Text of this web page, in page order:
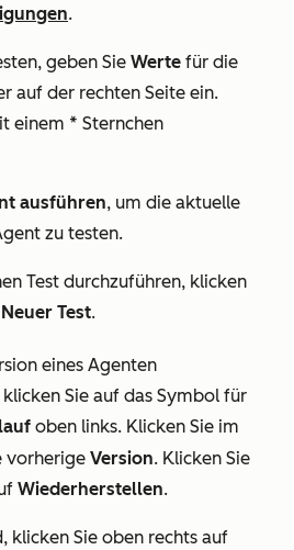
.
geben Sie Werte für die
auf der rechten Seite ein.
einem * Sternchen
ausführen, um die aktuelle
zu testen.
Test durchzuführen, klicken
Neuer Test.
eines Agenten
Sie auf das Symbol für
oben links. Klicken Sie im
vorherige Version. Klicken Sie
Wiederherstellen.
klicken Sie oben rechts auf